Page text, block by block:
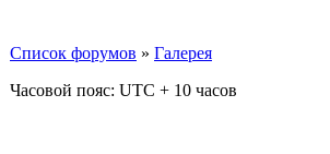
Список форумов » Галерея
Часовой пояс: UTC + 10 часов